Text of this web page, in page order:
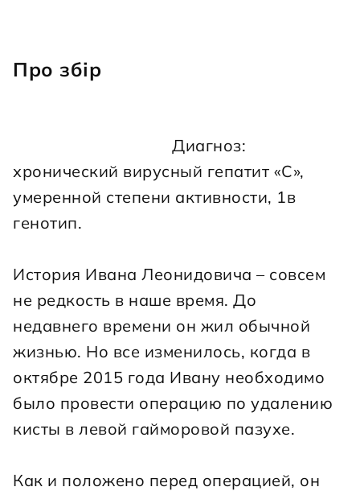
Про збір
хронический вирусный гепатит «С»,
умеренной степени активности, 1в
генотип.
История Ивана Леонидовича – совсем
не редкость в наше время. До
недавнего времени он жил обычной
жизнью. Но все изменилось, когда в
октябре 2015 года Ивану необходимо
было провести операцию по удалению
кисты в левой гайморовой пазухе.
Как и положено перед операцией, он